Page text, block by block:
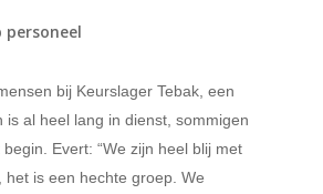
personeel
bij Keurslager Tebak, een
is al heel lang in dienst, sommigen
Evert: “We zijn heel blij met
het is een hechte groep. We